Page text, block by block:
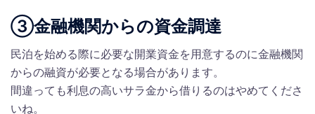
③金融機関からの資金調達
民泊を始める際に必要な開業資金を用意するのに金融機関
からの融資が必要となる場合があります。
間違っても利息の高いサラ金から借りるのはやめてくださ
いね。